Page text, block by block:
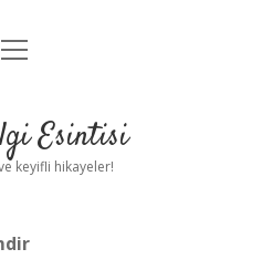
Uyarı
menüyü
Esintisi
keyifli hikayeler!